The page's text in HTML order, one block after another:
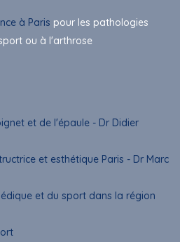
à Paris pour les pathologies
ou à l'arthrose
et de l'épaule - Dr Didier
et esthétique Paris - Dr Marc
et du sport dans la région